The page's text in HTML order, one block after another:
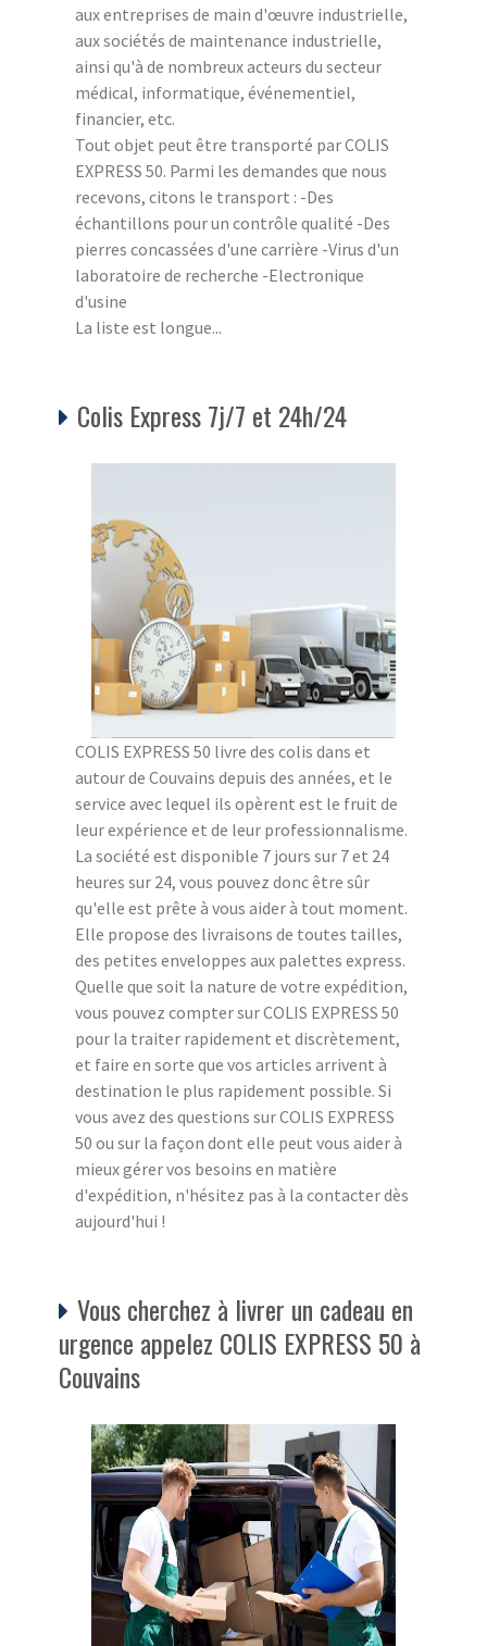
aux entreprises de main d'œuvre industrielle,
aux sociétés de maintenance industrielle,
ainsi qu'à de nombreux acteurs du secteur
médical, informatique, événementiel,
financier, etc.
Tout objet peut être transporté par COLIS
EXPRESS 50. Parmi les demandes que nous
recevons, citons le transport : -Des
échantillons pour un contrôle qualité -Des
pierres concassées d'une carrière -Virus d'un
laboratoire de recherche -Electronique
d'usine
La liste est longue...
Colis Express 7j/7 et 24h/24
COLIS EXPRESS 50 livre des colis dans et
autour de Couvains depuis des années, et le
service avec lequel ils opèrent est le fruit de
leur expérience et de leur professionnalisme.
La société est disponible 7 jours sur 7 et 24
heures sur 24, vous pouvez donc être sûr
qu'elle est prête à vous aider à tout moment.
Elle propose des livraisons de toutes tailles,
des petites enveloppes aux palettes express.
Quelle que soit la nature de votre expédition,
vous pouvez compter sur COLIS EXPRESS 50
pour la traiter rapidement et discrètement,
et faire en sorte que vos articles arrivent à
destination le plus rapidement possible. Si
vous avez des questions sur COLIS EXPRESS
50 ou sur la façon dont elle peut vous aider à
mieux gérer vos besoins en matière
d'expédition, n'hésitez pas à la contacter dès
aujourd'hui !
Vous cherchez à livrer un cadeau en
urgence appelez COLIS EXPRESS 50 à
Couvains